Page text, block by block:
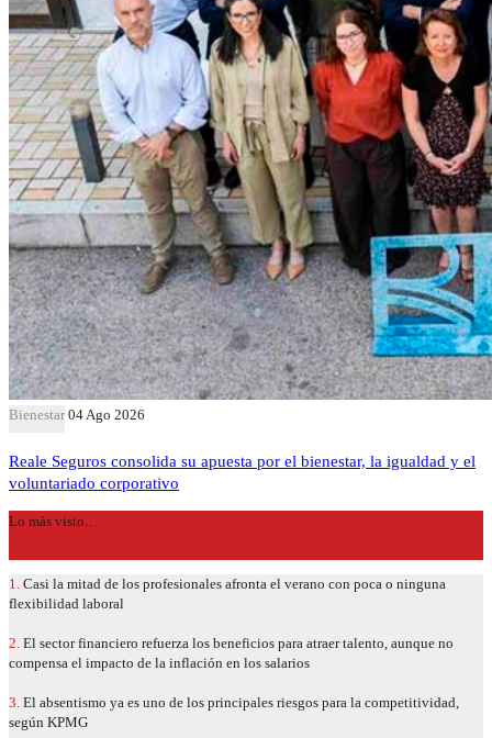
Bienestar 04 Ago 2026
Reale Seguros consolida su apuesta por el bienestar, la igualdad y el
voluntariado corporativo
Lo más visto…
1. Casi la mitad de los profesionales afronta el verano con poca o ninguna
flexibilidad laboral
2. El sector financiero refuerza los beneficios para atraer talento, aunque no
compensa el impacto de la inflación en los salarios
3. El absentismo ya es uno de los principales riesgos para la competitividad,
según KPMG